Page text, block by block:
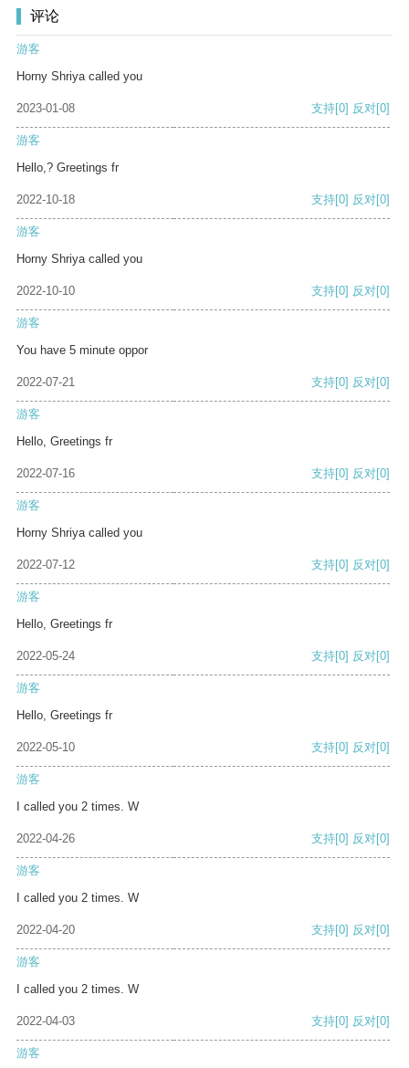
评论
游客
Horny Shriya called you
2023-01-08 支持[0] 反对[0]
游客
Hello,? Greetings fr
2022-10-18 支持[0] 反对[0]
游客
Horny Shriya called you
2022-10-10 支持[0] 反对[0]
游客
You have 5 minute oppor
2022-07-21 支持[0] 反对[0]
游客
Hello, Greetings fr
2022-07-16 支持[0] 反对[0]
游客
Horny Shriya called you
2022-07-12 支持[0] 反对[0]
游客
Hello, Greetings fr
2022-05-24 支持[0] 反对[0]
游客
Hello, Greetings fr
2022-05-10 支持[0] 反对[0]
游客
I called you 2 times. W
2022-04-26 支持[0] 反对[0]
游客
I called you 2 times. W
2022-04-20 支持[0] 反对[0]
游客
I called you 2 times. W
2022-04-03 支持[0] 反对[0]
游客